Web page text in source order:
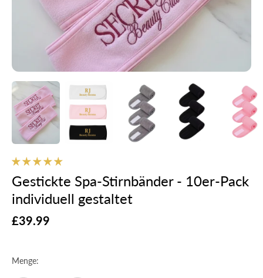
Gestickte Spa-Stirnbänder - 10er-Pack
individuell gestaltet
Sale price
£39.99
Menge: